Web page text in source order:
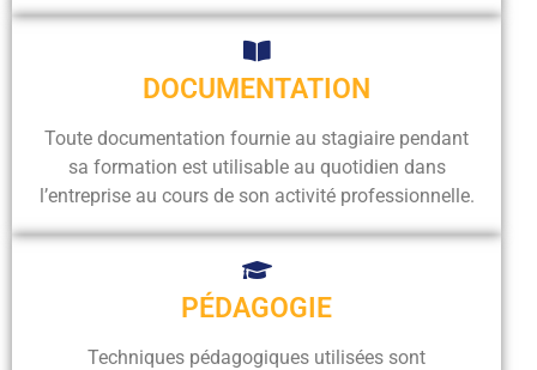
DOCUMENTATION
Toute documentation fournie au stagiaire pendant
sa formation est utilisable au quotidien dans
l’entreprise au cours de son activité professionnelle.
PÉDAGOGIE
Techniques pédagogiques utilisées sont